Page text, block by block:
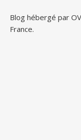
Blog hébergé par
France.